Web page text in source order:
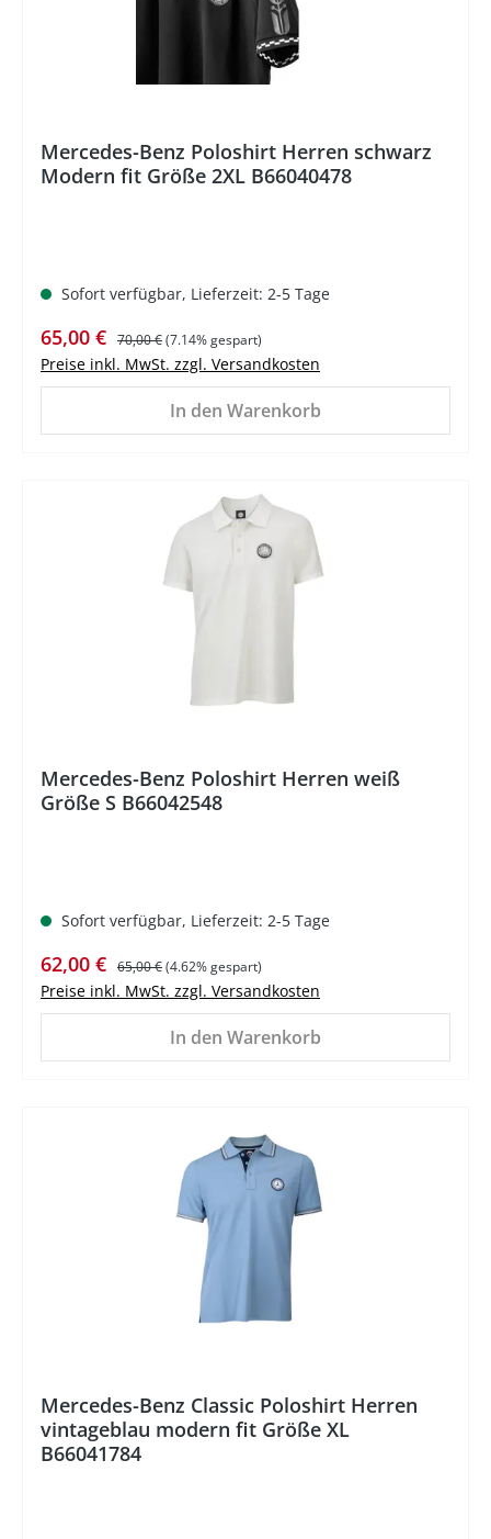
Mercedes-Benz Poloshirt Herren schwarz
Modern fit Größe 2XL B66040478
Sofort verfügbar, Lieferzeit: 2-5 Tage
Verkaufspreis:
65,00 € Regulärer Preis:
70,00 €(7.14% gespart)
Preise inkl. MwSt. zzgl. Versandkosten
In den Warenkorb
Mercedes-Benz Poloshirt Herren weiß
Größe S B66042548
Sofort verfügbar, Lieferzeit: 2-5 Tage
Verkaufspreis:
62,00 € Regulärer Preis:
65,00 €(4.62% gespart)
Preise inkl. MwSt. zzgl. Versandkosten
In den Warenkorb
Mercedes-Benz Classic Poloshirt Herren
vintageblau modern fit Größe XL
B66041784